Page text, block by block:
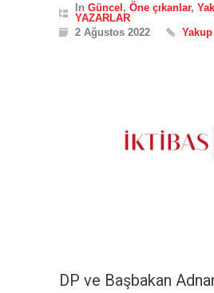
In Güncel, Öne çıkanlar,
YAZARLAR
2 Ağustos 2022
DP ve Başbakan